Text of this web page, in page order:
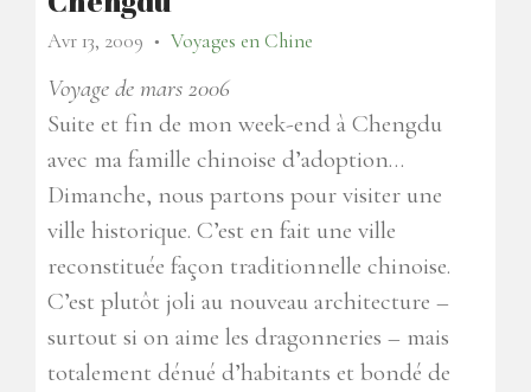
Avr 13, 2009 ● Voyages en Chine
Voyage de mars 2006
Suite et fin de mon week-end à Chengdu
avec ma famille chinoise d’adoption…
Dimanche, nous partons pour visiter une
ville historique. C’est en fait une ville
reconstituée façon traditionnelle chinoise.
C’est plutôt joli au nouveau architecture –
surtout si on aime les dragonneries – mais
totalement dénué d’habitants et bondé de